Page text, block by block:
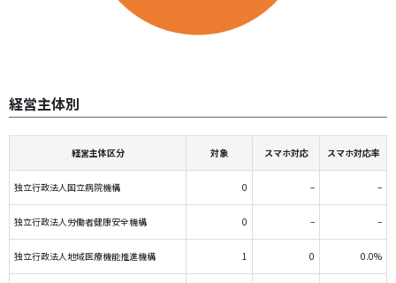
経営主体別
経営主体区分 対象 スマホ対応 スマホ対応率
独立行政法人国立病院機構 0 – –
独立行政法人労働者健康安全機構 0 – –
独立行政法人地域医療機能推進機構 1 0 0.0%